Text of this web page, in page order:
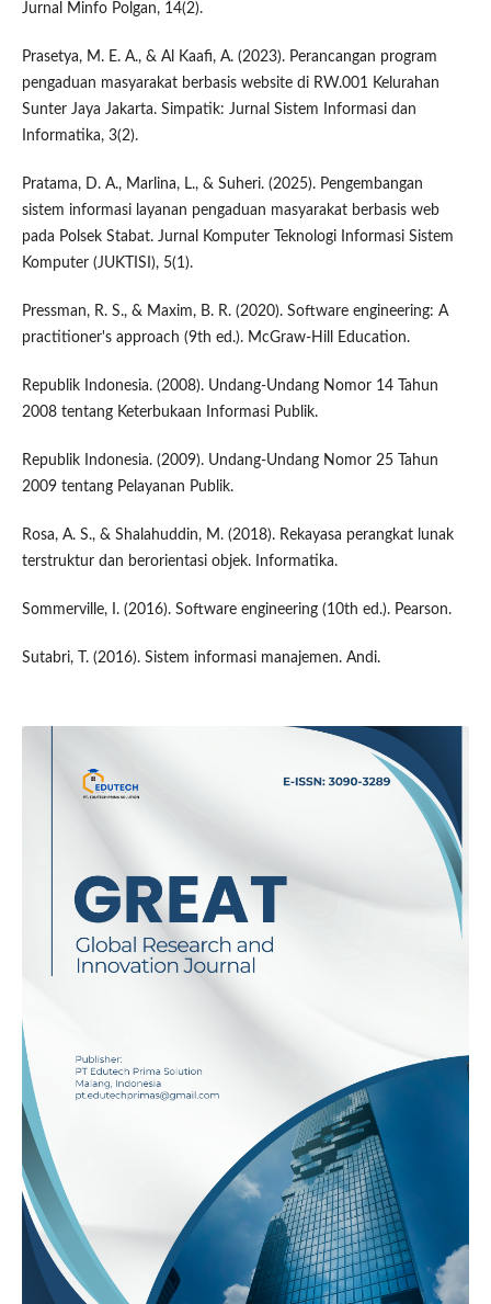
Jurnal Minfo Polgan, 14(2).
Prasetya, M. E. A., & Al Kaafi, A. (2023). Perancangan program
pengaduan masyarakat berbasis website di RW.001 Kelurahan
Sunter Jaya Jakarta. Simpatik: Jurnal Sistem Informasi dan
Informatika, 3(2).
Pratama, D. A., Marlina, L., & Suheri. (2025). Pengembangan
sistem informasi layanan pengaduan masyarakat berbasis web
pada Polsek Stabat. Jurnal Komputer Teknologi Informasi Sistem
Komputer (JUKTISI), 5(1).
Pressman, R. S., & Maxim, B. R. (2020). Software engineering: A
practitioner's approach (9th ed.). McGraw-Hill Education.
Republik Indonesia. (2008). Undang-Undang Nomor 14 Tahun
2008 tentang Keterbukaan Informasi Publik.
Republik Indonesia. (2009). Undang-Undang Nomor 25 Tahun
2009 tentang Pelayanan Publik.
Rosa, A. S., & Shalahuddin, M. (2018). Rekayasa perangkat lunak
terstruktur dan berorientasi objek. Informatika.
Sommerville, I. (2016). Software engineering (10th ed.). Pearson.
Sutabri, T. (2016). Sistem informasi manajemen. Andi.